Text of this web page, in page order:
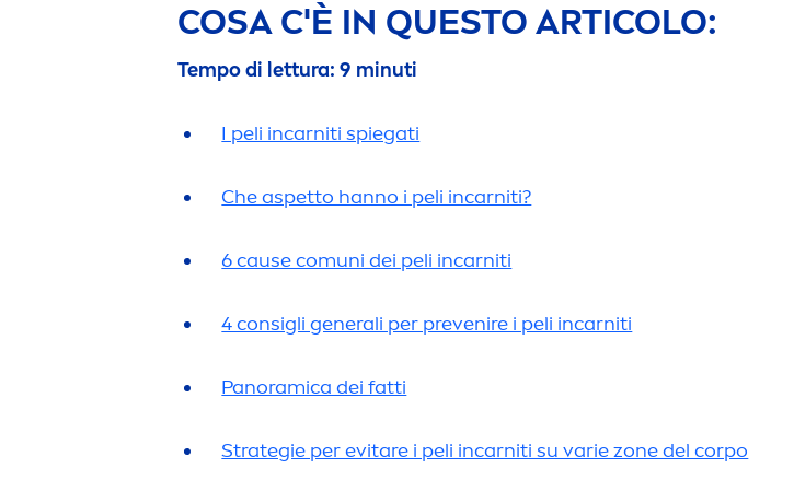
COSA C'È IN QUESTO ARTICOLO:
Tempo di lettura: 9 minuti
I peli incarniti spiegati
Che aspetto hanno i peli incarniti?
6 cause comuni dei peli incarniti
4 consigli generali per prevenire i peli incarniti
Panoramica dei fatti
Strategie per evitare i peli incarniti su varie zone del corpo